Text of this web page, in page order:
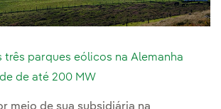
três parques eólicos na Alemanha
de até 200 MW